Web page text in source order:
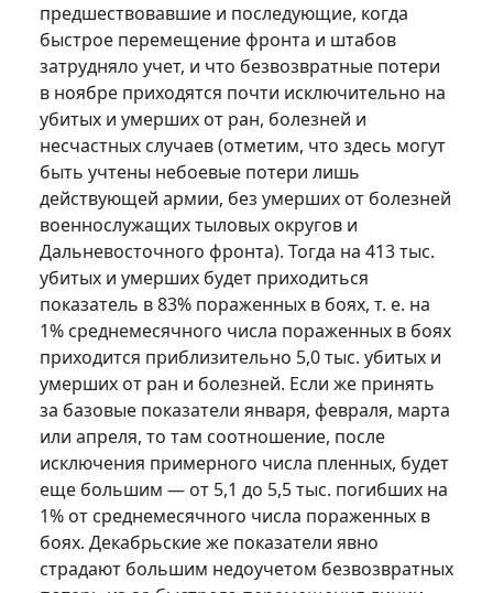
предшествовавшие и последующие, когда
быстрое перемещение фронта и штабов
затрудняло учет, и что безвозвратные потери
в ноябре приходятся почти исключительно на
убитых и умерших от ран, болезней и
несчастных случаев (отметим, что здесь могут
быть учтены небоевые потери лишь
действующей армии, без умерших от болезней
военнослужащих тыловых округов и
Дальневосточного фронта). Тогда на 413 тыс.
убитых и умерших будет приходиться
показатель в 83% пораженных в боях, т. е. на
1% среднемесячного числа пораженных в боях
приходится приблизительно 5,0 тыс. убитых и
умерших от ран и болезней. Если же принять
за базовые показатели января, февраля, марта
или апреля, то там соотношение, после
исключения примерного числа пленных, будет
еще большим — от 5,1 до 5,5 тыс. погибших на
1% от среднемесячного числа пораженных в
боях. Декабрьские же показатели явно
страдают большим недоучетом безвозвратных